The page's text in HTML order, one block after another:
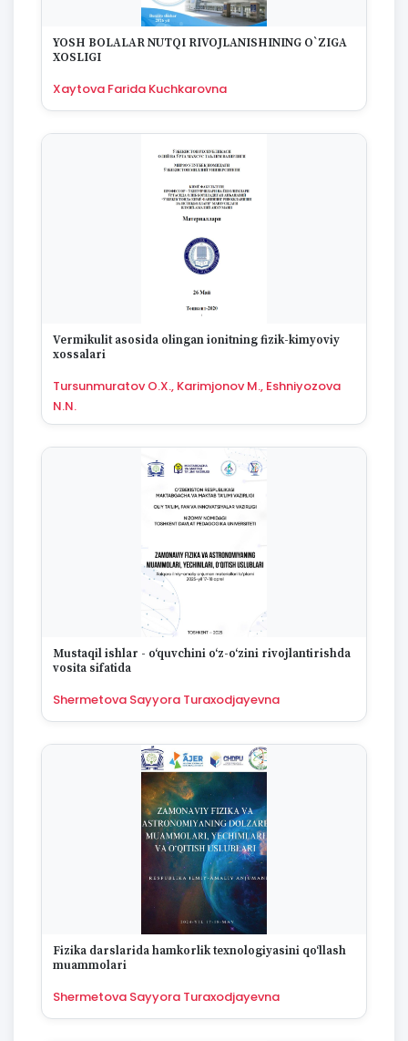
YOSH BOLALAR NUTQI RIVOJLANISHINING O`ZIGA
XOSLIGI
Xaytova Farida Kuchkarovna
Vermikulit asosida olingan ionitning fizik-kimyoviy
xossalari
Tursunmuratov O.X., Karimjonov M., Eshniyozova
N.N.
Mustaqil ishlar - o‘quvchini o‘z-o‘zini rivojlantirishda
vosita sifatida
Shermetova Sayyora Turaxodjayevna
Fizika darslarida hamkorlik texnologiyasini qo‘llash
muammolari
Shermetova Sayyora Turaxodjayevna